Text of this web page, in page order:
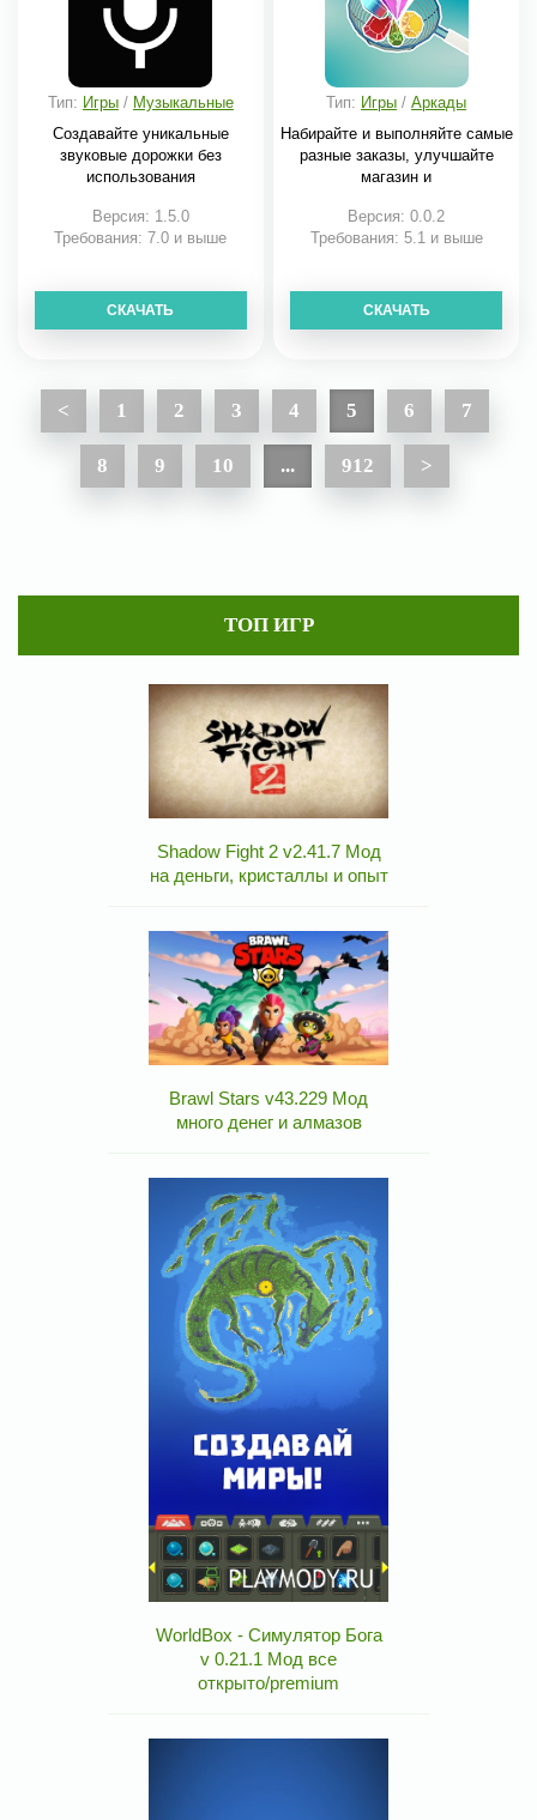
Тип: Игры/ Музыкальные
Создавайте уникальные
звуковые дорожки без
использования
Версия: 1.5.0
Требования: 7.0 и выше
СКАЧАТЬ
Тип: Игры /Аркады
Набирайте и выполняйте самые
разные заказы, улучшайте
магазин и
Версия: 0.0.2
Требования: 5.1 и выше
СКАЧАТЬ
< 1 2 3 4 5 6 7
8 9 10 ... 912 >
ТОП ИГР
Shadow Fight 2 v2.41.7 Мод
на деньги, кристаллы и опыт
Brawl Stars v43.229 Мод
много денег и алмазов
WorldBox - Симулятор Бога
v 0.21.1 Мод все
открыто/premium